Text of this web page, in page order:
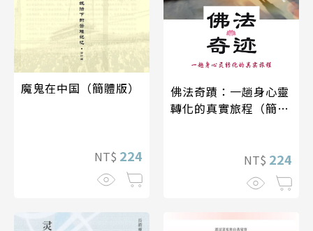
魔鬼在中国（簡體版）
NT$ 224
佛法奇蹟：一趟身心靈
轉化的真實旅程（簡體
NT$ 224